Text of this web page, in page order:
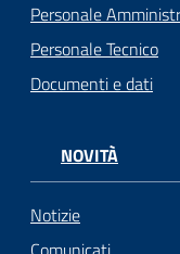
Personale
Personale Tecnico
Documenti e dati
NOVITÀ
Notizie